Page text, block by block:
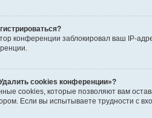
конференции заблокировал ваш IP-
cookies конференции»?
cookies, которые позволяют вам
Если вы испытываете трудности с